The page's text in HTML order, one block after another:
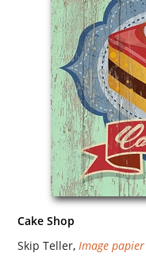
Cake Shop
Skip Teller, Image